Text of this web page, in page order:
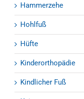
Hammerzehe
Hohlfuß
Hüfte
Kinderorthopädie
Kindlicher Fuß